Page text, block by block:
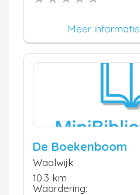
Meer informatie
De Boekenboom
Waalwijk
10.3 km
Waardering: